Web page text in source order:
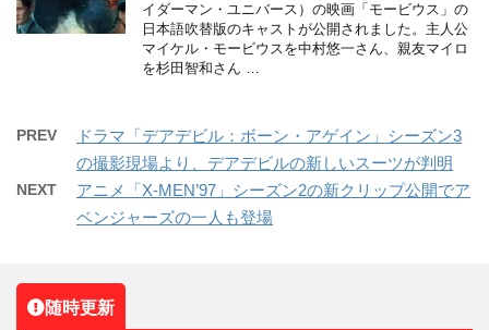
イダーマン・ユニバース）の映画「モービウス」の
日本語吹替版のキャストが公開されました。主人公
マイケル・モービウスを中村悠一さん、親友マイロ
を杉田智和さん …
PREV
ドラマ「デアデビル：ボーン・アゲイン」シーズン3
の撮影現場より、デアデビルの新しいスーツが判明
NEXT
アニメ「X-MEN’97」シーズン2の新クリップ公開でア
ベンジャーズの一人も登場
随時更新